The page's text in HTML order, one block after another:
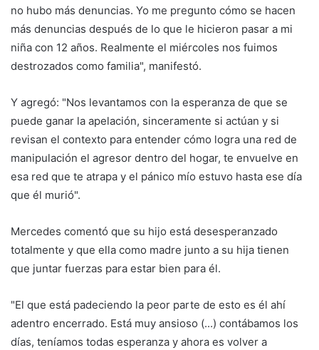
no hubo más denuncias. Yo me pregunto cómo se hacen
más denuncias después de lo que le hicieron pasar a mi
niña con 12 años. Realmente el miércoles nos fuimos
destrozados como familia", manifestó.
Y agregó: "Nos levantamos con la esperanza de que se
puede ganar la apelación, sinceramente si actúan y si
revisan el contexto para entender cómo logra una red de
manipulación el agresor dentro del hogar, te envuelve en
esa red que te atrapa y el pánico mío estuvo hasta ese día
que él murió".
Mercedes comentó que su hijo está desesperanzado
totalmente y que ella como madre junto a su hija tienen
que juntar fuerzas para estar bien para él.
"El que está padeciendo la peor parte de esto es él ahí
adentro encerrado. Está muy ansioso (...) contábamos los
días, teníamos todas esperanza y ahora es volver a